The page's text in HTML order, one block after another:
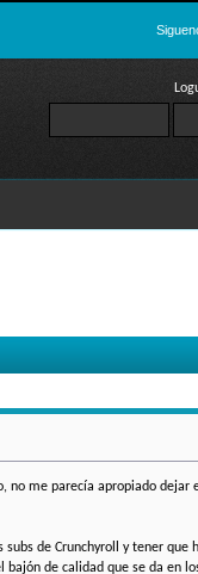
no me parecía apropiado dejar
de Crunchyroll y tener que
bajón de calidad que se da en